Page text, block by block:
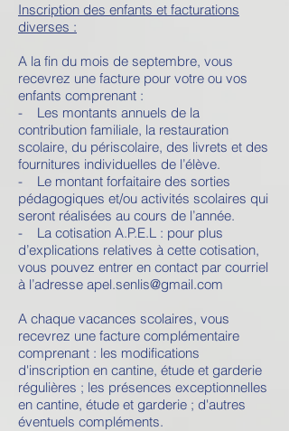
Inscription des enfants et facturations
diverses :
A la fin du mois de septembre, vous
recevrez une facture pour votre ou vos
enfants comprenant :
- Les montants annuels de la
contribution familiale, la restauration
scolaire, du périscolaire, des livrets et des
fournitures individuelles de l’élève.
- Le montant forfaitaire des sorties
pédagogiques et/ou activités scolaires qui
seront réalisées au cours de l’année.
- La cotisation A.P.E.L : pour plus
d’explications relatives à cette cotisation,
vous pouvez entrer en contact par courriel
à l’adresse apel.senlis@gmail.com
A chaque vacances scolaires, vous
recevrez une facture complémentaire
comprenant : les modifications
d'inscription en cantine, étude et garderie
régulières ; les présences exceptionnelles
en cantine, étude et garderie ; d'autres
éventuels compléments.